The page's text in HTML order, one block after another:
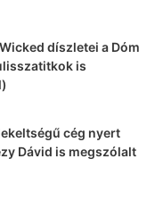
díszletei a Dóm
is
cég nyert
Dávid is megszólalt